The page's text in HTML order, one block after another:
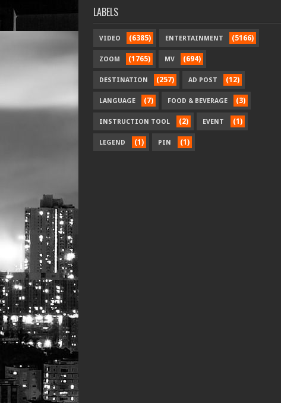
LABELS
VIDEO (6385) ENTERTAINMENT (5166)
ZOOM (1765) MV (694)
DESTINATION (257) AD POST (12)
LANGUAGE (7) FOOD & BEVERAGE (3)
INSTRUCTION TOOL (2) EVENT (1)
LEGEND (1) PIN (1)